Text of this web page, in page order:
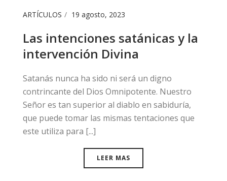
ARTÍCULOS 19 agosto, 2023
Las intenciones satánicas y la
intervención Divina
Satanás nunca ha sido ni será un digno
contrincante del Dios Omnipotente. Nuestro
Señor es tan superior al diablo en sabiduría,
que puede tomar las mismas tentaciones que
este utiliza para [...]
LEER MAS